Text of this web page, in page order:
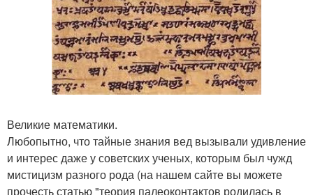
Великие математики.
Любопытно, что тайные знания вед вызывали удивление
и интерес даже у советских ученых, которым был чужд
мистицизм разного рода (на нашем сайте вы можете
прочесть статью "теория палеоконтактов родилась в